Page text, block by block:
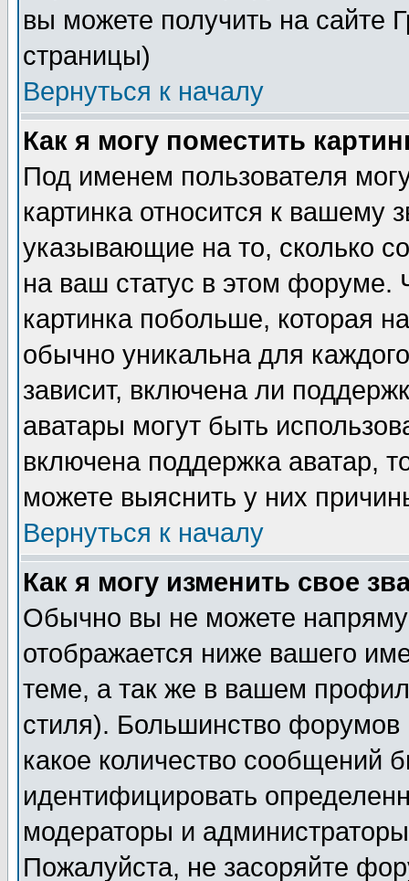
вы можете получить на сайте
страницы)
Вернуться к началу
Как я могу поместить
Под именем пользователя
картинка относится к вашему
указывающие на то, сколько
на ваш статус в этом форуме.
картинка побольше, которая
обычно уникальна для
зависит, включена ли
аватары могут быть
включена поддержка аватар,
можете выяснить у них
Вернуться к началу
Как я могу изменить свое
Обычно вы не можете
отображается ниже вашего
теме, а так же в вашем
стиля). Большинство форумов
какое количество сообщений
идентифицировать
модераторы и
Пожалуйста, не засоряйте